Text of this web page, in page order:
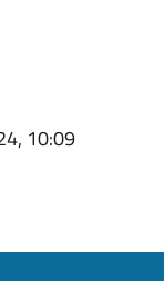
10:09